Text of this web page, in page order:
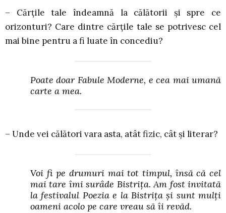
– Cărțile tale îndeamnă la călătorii și spre ce
orizonturi? Care dintre cărțile tale se potrivesc cel
mai bine pentru a fi luate în concediu?
Poate doar Fabule Moderne, e cea mai umană
carte a mea.
– Unde vei călători vara asta, atât fizic, cât și literar?
Voi fi pe drumuri mai tot timpul, însă că cel
mai tare îmi surâde Bistrița. Am fost invitată
la festivalul Poezia e la Bistrița și sunt mulți
oameni acolo pe care vreau să îi revăd.